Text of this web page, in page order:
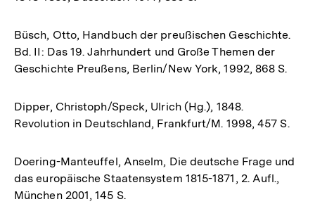
Büsch, Otto, Handbuch der preußischen Geschichte.
Bd. II: Das 19. Jahrhundert und Große Themen der
Geschichte Preußens, Berlin/New York, 1992, 868 S.
Dipper, Christoph/Speck, Ulrich (Hg.), 1848.
Revolution in Deutschland, Frankfurt/M. 1998, 457 S.
Doering-Manteuffel, Anselm, Die deutsche Frage und
das europäische Staatensystem 1815-1871, 2. Aufl.,
München 2001, 145 S.